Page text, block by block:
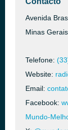
Avenida
Minas
Telefone:
Website:
Email:
Facebook:
Mundo-